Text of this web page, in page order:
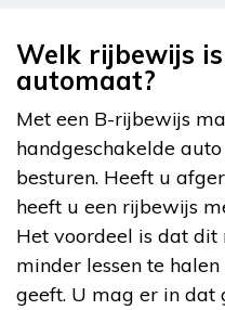
Welk rijbewijs
automaat?
Met een B-rijbewijs
handgeschakelde
besturen. Heeft u
heeft u een rijbewijs
Het voordeel is dat
minder lessen te
geeft. U mag er in dat